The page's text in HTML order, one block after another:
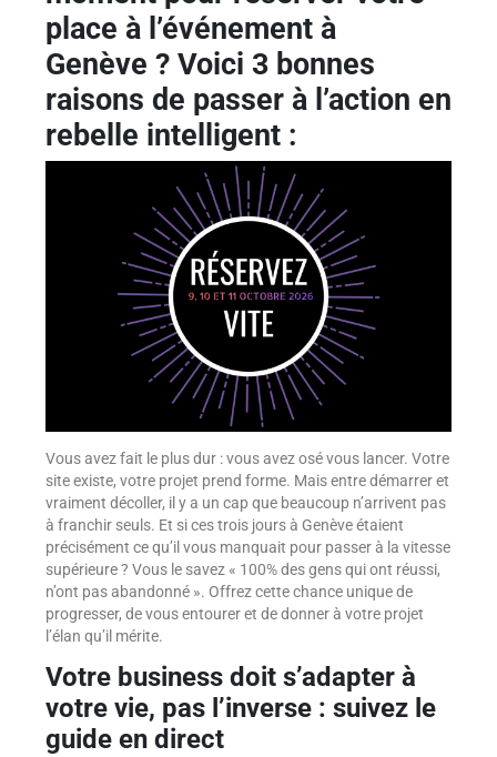
place à l’événement à
Genève ? Voici 3 bonnes
raisons de passer à l’action en
rebelle intelligent :
Vous avez fait le plus dur : vous avez osé vous lancer. Votre
site existe, votre projet prend forme. Mais entre démarrer et
vraiment décoller, il y a un cap que beaucoup n’arrivent pas
à franchir seuls. Et si ces trois jours à Genève étaient
précisément ce qu’il vous manquait pour passer à la vitesse
supérieure ? Vous le savez « 100% des gens qui ont réussi,
n’ont pas abandonné ». Offrez cette chance unique de
progresser, de vous entourer et de donner à votre projet
l’élan qu’il mérite.
Votre business doit s’adapter à
votre vie, pas l’inverse: suivez le
guide en direct